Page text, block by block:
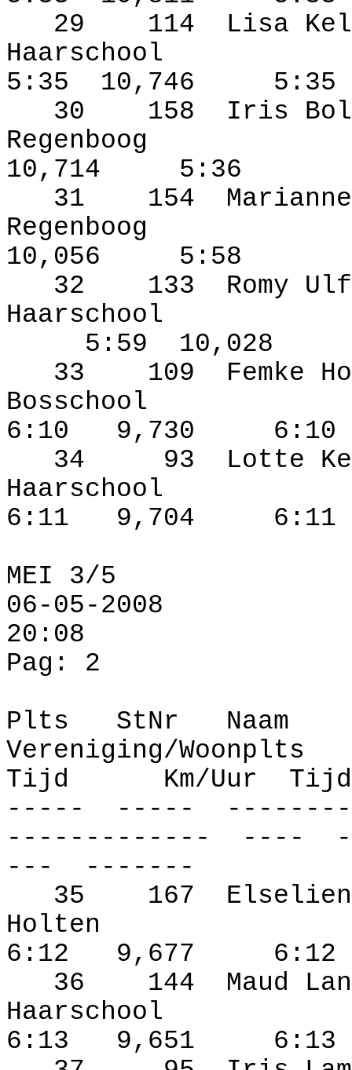
29
114
Lisa
Haarschool
5:35
10,746
5:35
30
158
Iris
Regenboog
10,714
5:36
31
154
Regenboog
10,056
5:58
32
133
Romy
Haarschool
5:59
10,028
33
109
Femke
Bosschool
6:10
9,730
6:10
34
93
Lotte
Haarschool
6:11
9,704
6:11
MEI 3/5
06-05-2008
20:08
Pag: 2
Plts
StNr
Naam
Vereniging/Woonplts
Tijd
Km/Uur
-----
-----
-------------
----
---
-------
35
167
Holten
6:12
9,677
6:12
36
144
Maud
Haarschool
6:13
9,651
6:13